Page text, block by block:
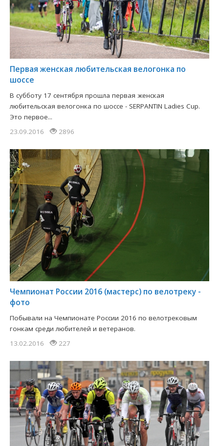
Первая женская любительская велогонка по
шоссе
В субботу 17 сентября прошла первая женская
любительская велогонка по шоссе - SERPANTIN Ladies Cup.
Это первое...
23.09.2016
2896
Чемпионат России 2016 (мастерс) по велотреку -
фото
Побывали на Чемпионате России 2016 по велотрековым
гонкам среди любителей и ветеранов.
13.02.2016
227